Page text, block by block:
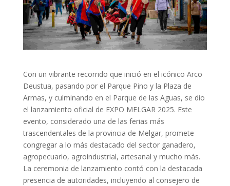
Con un vibrante recorrido que inició en el icónico Arco
Deustua, pasando por el Parque Pino y la Plaza de
Armas, y culminando en el Parque de las Aguas, se dio
el lanzamiento oficial de EXPO MELGAR 2025. Este
evento, considerado una de las ferias más
trascendentales de la provincia de Melgar, promete
congregar a lo más destacado del sector ganadero,
agropecuario, agroindustrial, artesanal y mucho más.
La ceremonia de lanzamiento contó con la destacada
presencia de autoridades, incluyendo al consejero de